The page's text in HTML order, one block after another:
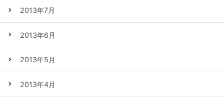
2013年7月
2013年6月
2013年5月
2013年4月